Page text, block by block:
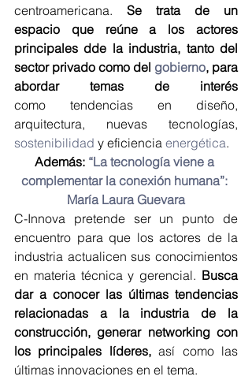
centroamericana. Se trata de un
espacio que reúne a los actores
principales dde la industria, tanto del
sector privado como del gobierno, para
abordar temas de interés
como tendencias en diseño,
sostenibilidad y eficiencia energética.
Además: “La tecnología viene a
complementar la conexión humana”:
María Laura Guevara
C-Innova pretende ser un punto de
encuentro para que los actores de la
industria actualicen sus conocimientos
en materia técnica y gerencial. Busca
dar a conocer las últimas tendencias
relacionadas a la industria de la
construcción, generar networking con
los principales líderes, así como las
últimas innovaciones en el tema.